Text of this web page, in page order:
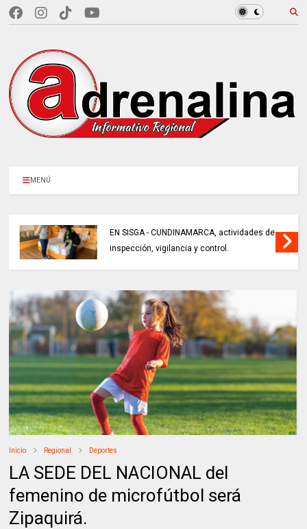
MENÚ
EN SISGA - CUNDINAMARCA, actividades de
inspección, vigilancia y control.
Inicio Regional Deportes
LA SEDE DEL NACIONAL del
femenino de microfútbol será
Zipaquirá.